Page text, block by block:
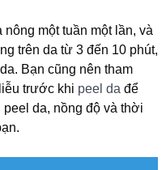
một tuần một lần, và
trên da từ 3 đến 10 phút,
Bạn cũng nên tham
trước khi peel da để
da, nồng độ và thời